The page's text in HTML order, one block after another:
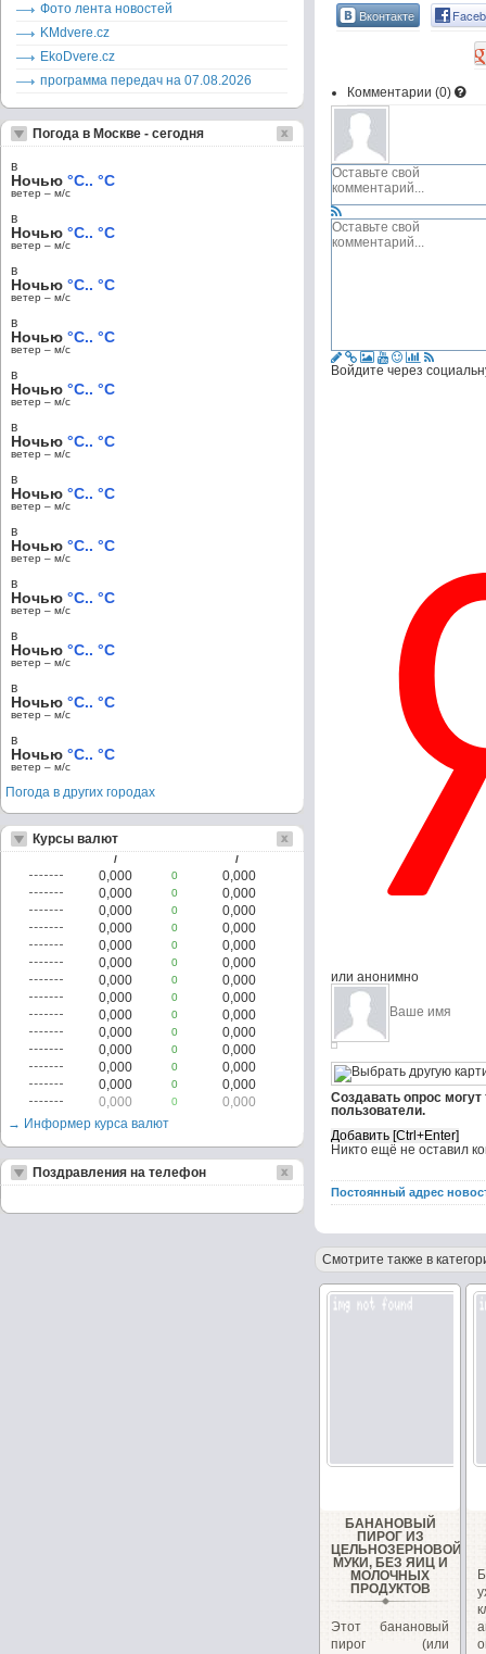
Вконтакте
Комментарии (0)
Войдите через
или анонимно
Создавать опрос
пользователи.
Никто ещё не оставил
Постоянный адрес
Смотрите также в
БАНАНОВЫЙ
ПИРОГ ИЗ
ЦЕЛЬНОЗЕРНОВОЙ
МУКИ, БЕЗ ЯИЦ И
МОЛОЧНЫХ
ПРОДУКТОВ
Этот банановый
пирог (или
Фото лента новостей
KMdvere.cz
EkoDvere.cz
программа передач на 07.08.2026
Погода в Москве - сегодня
в
Ночью °C.. °C
ветер – м/c
в
Ночью °C.. °C
ветер – м/c
в
Ночью °C.. °C
ветер – м/c
в
Ночью °C.. °C
ветер – м/c
в
Ночью °C.. °C
ветер – м/c
в
Ночью °C.. °C
ветер – м/c
в
Ночью °C.. °C
ветер – м/c
в
Ночью °C.. °C
ветер – м/c
в
Ночью °C.. °C
ветер – м/c
в
Ночью °C.. °C
ветер – м/c
в
Ночью °C.. °C
ветер – м/c
в
Ночью °C.. °C
ветер – м/c
Погода в других городах
Курсы валют
/ /
0,000 0
0,000
0,000
0
0,000
0,000
0
0,000
0,000
0
0,000
0,000
0
0,000
0,000
0
0,000
0,000
0
0,000
0,000
0
0,000
0,000
0
0,000
0,000
0
0,000
0,000
0
0,000
0,000
0
0,000
0,000
0
0,000
0,000
0
0,000
→ Информер курса валют
Поздравления на телефон